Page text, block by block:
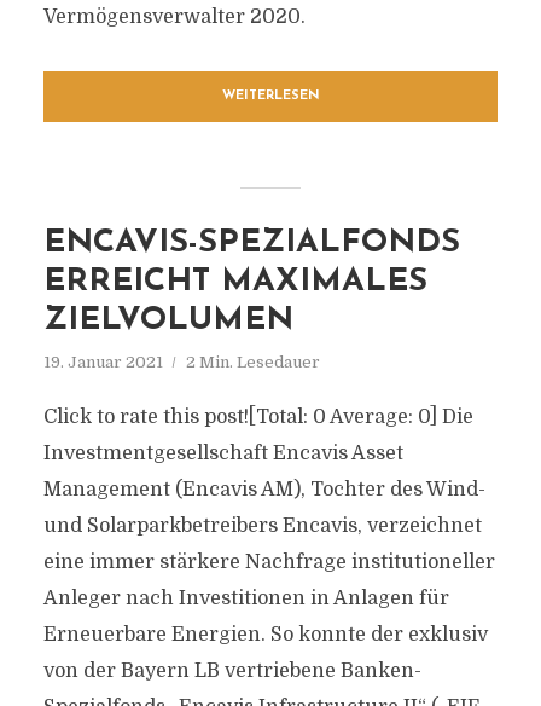
Vermögensverwalter 2020.
WEITERLESEN
ENCAVIS-SPEZIALFONDS
ERREICHT MAXIMALES
ZIELVOLUMEN
19. Januar 2021 2 Min. Lesedauer
Click to rate this post![Total: 0 Average: 0] Die
Investmentgesellschaft Encavis Asset
Management (Encavis AM), Tochter des Wind-
und Solarparkbetreibers Encavis, verzeichnet
eine immer stärkere Nachfrage institutioneller
Anleger nach Investitionen in Anlagen für
Erneuerbare Energien. So konnte der exklusiv
von der Bayern LB vertriebene Banken-